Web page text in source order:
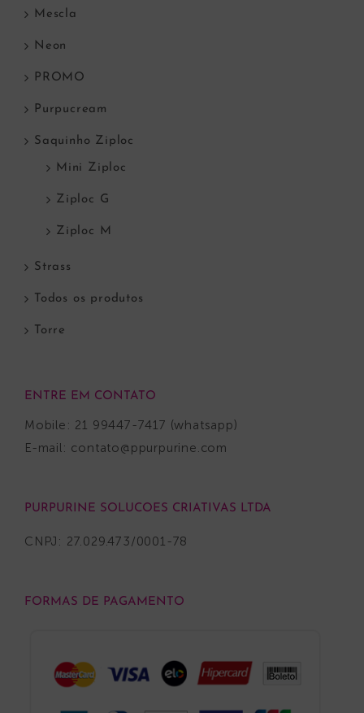
Mescla
Neon
PROMO
Purpucream
Saquinho Ziploc
Mini Ziploc
Ziploc G
Ziploc M
Strass
Todos os produtos
Torre
ENTRE EM CONTATO
Mobile: 21 99447-7417 (whatsapp)
E-mail: contato@ppurpurine.com
PURPURINE SOLUCOES CRIATIVAS LTDA
CNPJ: 27.029.473/0001-78
FORMAS DE PAGAMENTO